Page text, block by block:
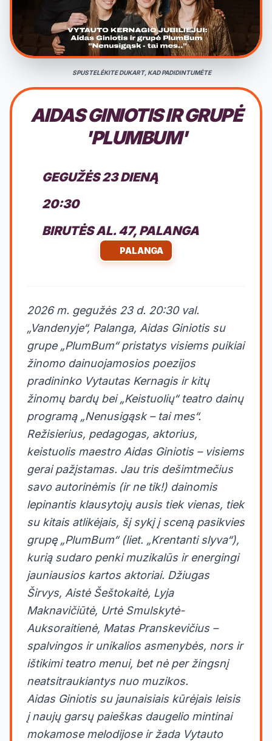
SPUSTELĖKITE DUKART, KAD PADIDINTUMĖTE
AIDAS GINIOTIS IR GRUPĖ
'PLUMBUM'
GEGUŽĖS 23 DIENĄ
20:30
BIRUTĖS AL. 47, PALANGA
PALANGA
2026 m. gegužės 23 d. 20:30 val.
„Vandenyje“, Palanga, Aidas Giniotis su
grupe „PlumBum“ pristatys visiems puikiai
žinomo dainuojamosios poezijos
pradininko Vytautas Kernagis ir kitų
žinomų bardų bei „Keistuolių“ teatro dainų
programą „Nenusigąsk – tai mes“.
Režisierius, pedagogas, aktorius,
keistuolis maestro Aidas Giniotis – visiems
gerai pažįstamas. Jau tris dešimtmečius
savo autorinėmis (ir ne tik!) dainomis
lepinantis klausytojų ausis tiek vienas, tiek
su kitais atlikėjais, šį sykį į sceną pasikvies
grupę „PlumBum“ (liet. „Krentanti slyva“),
kurią sudaro penki muzikalūs ir energingi
jauniausios kartos aktoriai. Džiugas
Širvys, Aistė Šeštokaitė, Lyja
Maknavičiūtė, Urtė Smulskytė-
Auksoraitienė, Matas Pranskevičius –
spalvingos ir unikalios asmenybės, nors ir
ištikimi teatro menui, bet nė per žingsnį
neatsitraukiantys nuo muzikos.
Aidas Giniotis su jaunaisiais kūrėjais leisis
į naujų garsų paieškas daugelio mintinai
mokamose melodijose ir žada Vytauto